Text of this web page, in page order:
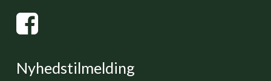
Nyhedstilmelding